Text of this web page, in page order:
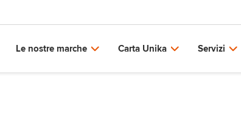
Le nostre marche Carta Unika Servizi